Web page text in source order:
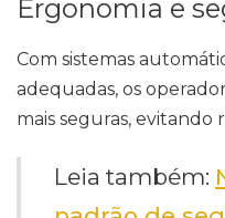
Ergonomia e
Com sistemas
adequadas, os
mais seguras, evitando
Leia também: